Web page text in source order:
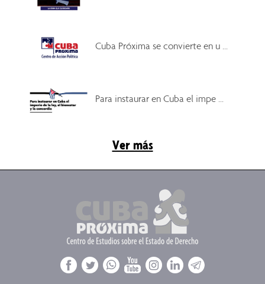
Cuba Próxima se convierte en u ...
Para instaurar en Cuba el impe ...
Ver más